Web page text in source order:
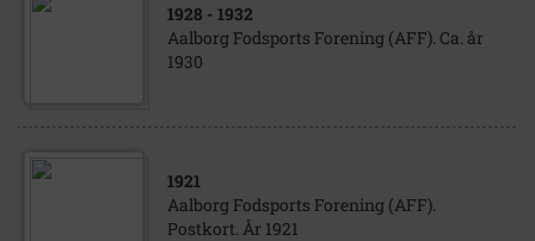
1928 - 1932
Aalborg Fodsports Forening (AFF). Ca. år
1930
1921
Aalborg Fodsports Forening (AFF).
Postkort. År 1921